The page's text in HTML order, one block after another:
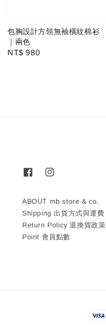
包胸設計方領無袖橫紋棉衫
｜兩色
Regular
NT$ 980
ABOUT mb store & co.
Shipping 出貨方式與運費
Return Policy 退換貨政策
Point 會員點數